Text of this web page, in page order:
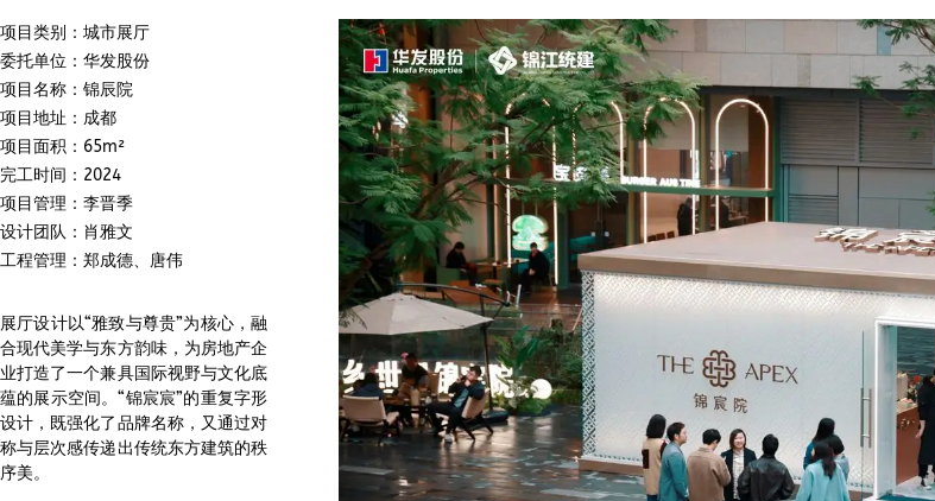
项目类别：城市展厅
委托单位：华发股份
项目名称：锦辰院
项目地址：成都
项目面积：65m²
完工时间：2024
项目管理：李晋季
设计团队：肖雅文
工程管理：郑成德、唐伟
展厅设计以“雅致与尊贵”为核心，融
合现代美学与东方韵味，为房地产企
业打造了一个兼具国际视野与文化底
蕴的展示空间。“锦宸宸”的重复字形
设计，既强化了品牌名称，又通过对
称与层次感传递出传统东方建筑的秩
序美。